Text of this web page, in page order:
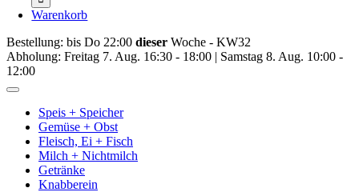
Warenkorb
Bestellung: bis Do 22:00 dieser Woche - KW32
Abholung: Freitag 7. Aug. 16:30 - 18:00 | Samstag 8. Aug. 10:00 -
12:00
Toggle
NavigationSpeis + Speicher
Gemüse + Obst
Fleisch, Ei + Fisch
Milch + Nichtmilch
Getränke
Knabberein